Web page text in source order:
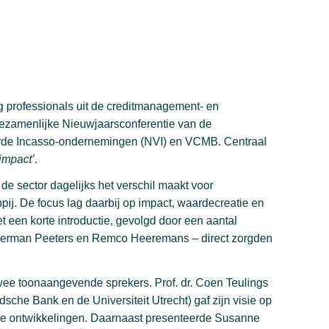
professionals uit de creditmanagement- en
Nieuwjaarsconferentie van de
Incasso-ondernemingen (NVI) en VCMB. Centraal
.
sector dagelijks het verschil maakt voor
De focus lag daarbij op impact, waardecreatie en
korte introductie, gevolgd door een aantal
Peeters en Remco Heeremans – direct zorgden
toonaangevende sprekers. Prof. dr. Coen Teulings
Bank en de Universiteit Utrecht) gaf zijn visie op
ontwikkelingen. Daarnaast presenteerde Susanne